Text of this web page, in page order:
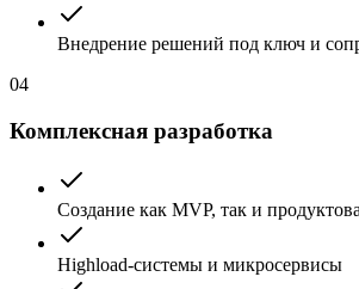
Внедрение решений под ключ и
04
Комплексная разработка
Создание как MVP, так и
Highload-системы и микросервисы